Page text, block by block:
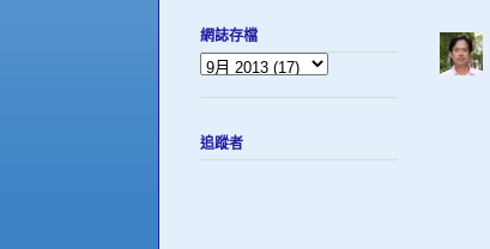
網誌存檔
追蹤者